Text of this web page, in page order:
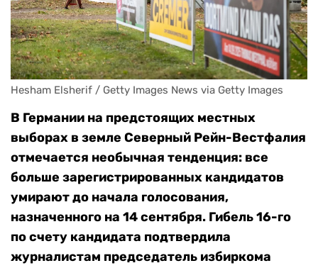
Hesham Elsherif / Getty Images News via Getty Images
В Германии на предстоящих местных
выборах в земле Северный Рейн-Вестфалия
отмечается необычная тенденция: все
больше зарегистрированных кандидатов
умирают до начала голосования,
назначенного на 14 сентября. Гибель16-го
по счету кандидата подтвердила
журналистам председатель избиркома